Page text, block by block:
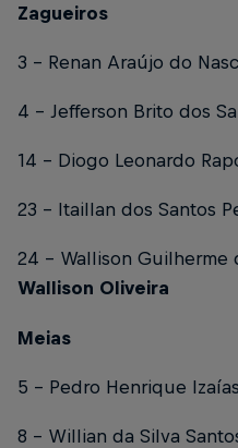
Zagueiros
3 - Renan Araújo do
4 - Jefferson Brito dos
14 - Diogo Leonardo
23 - Itaillan dos Santos
24 - Wallison Guilherme
Wallison Oliveira
Meias
5 - Pedro Henrique
8 - Willian da Silva